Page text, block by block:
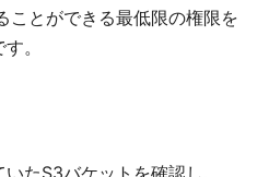
ことができる最低限の権限を
。
たS3バケットを確認し、